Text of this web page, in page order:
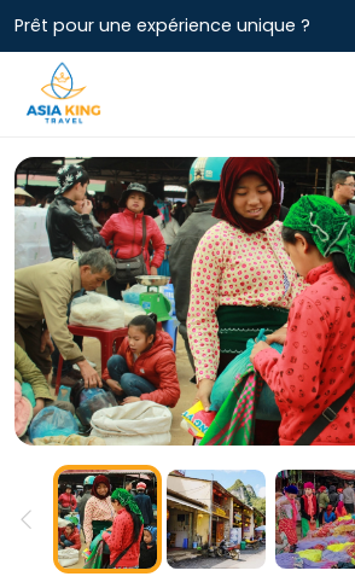
Prêt pour une expérience unique ?